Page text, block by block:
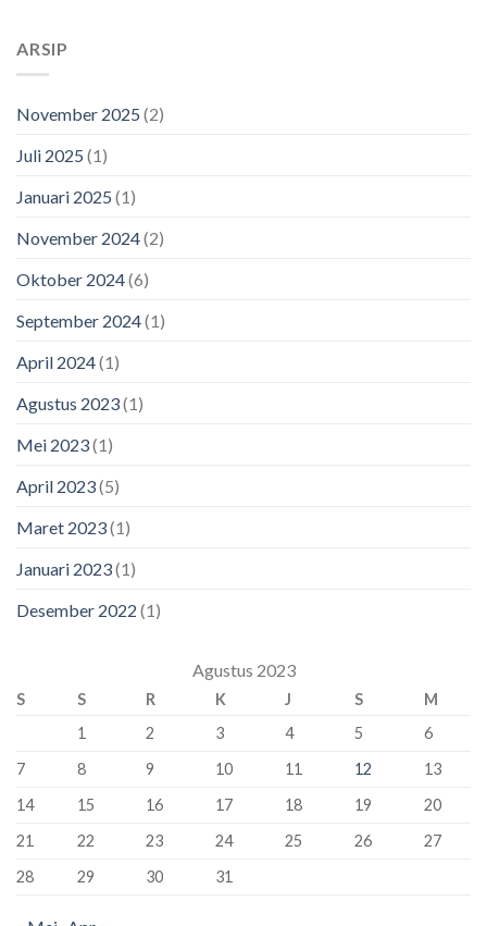
ARSIP
November 2025 (2)
Juli 2025 (1)
Januari 2025 (1)
November 2024(2)
Oktober 2024(6)
September 2024(1)
April 2024(1)
Agustus 2023(1)
Mei 2023(1)
April 2023(5)
Maret 2023(1)
Januari 2023(1)
Desember 2022 (1)
Agustus 2023
S S R K J S
M
1
2 3 4 5
6
7
8 9 10 11 12
13
14
15 16 17 18 19
20
21
22 23 24 25 26
27
28
29 30 31